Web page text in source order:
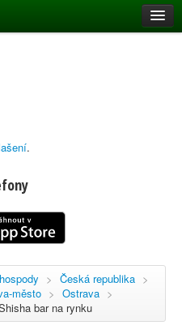
.
> Česká republika >
město > Ostrava >
bar na rynku